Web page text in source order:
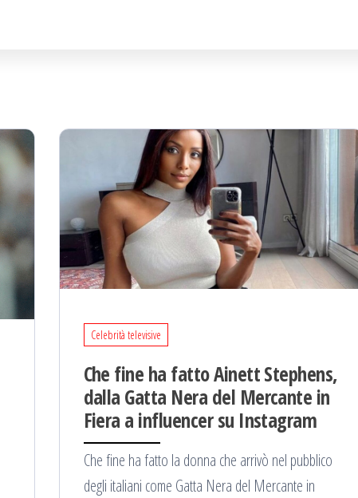
Celebrità televisive
Che fine ha fatto Ainett Stephens,
dalla Gatta Nera del Mercante in
Fiera a influencer su Instagram
Che fine ha fatto la donna che arrivò nel pubblico
degli italiani come Gatta Nera del Mercante in